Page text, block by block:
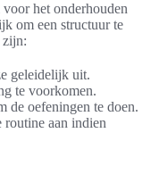
het onderhouden
om een structuur te
zijn:
geleidelijk uit.
te voorkomen.
de oefeningen te doen.
routine aan indien